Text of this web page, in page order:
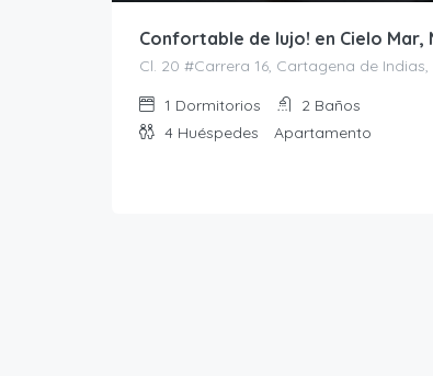
1 Dormitorios 2 Baños
4 Huéspedes Apartamento